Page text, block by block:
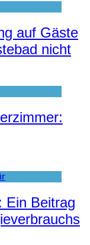
auf Gäste
nicht
Ein Beitrag